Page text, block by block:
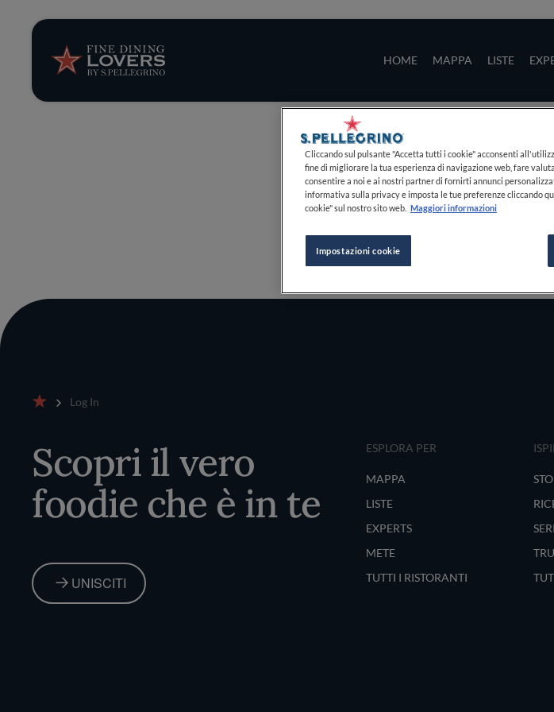
HOME MAPPA LISTE
Storie e tendenze
Ricette
Trucchi e consigli
Log In
Scopri il vero
foodie che è in te
UNISCITI
ESPLORA PER
MAPPA
LISTE
EXPERTS
METE
TUTTI I RISTORANTI
Cliccando sul pulsante "Accetta tutti i cookie" acconsenti
fine di migliorare la tua esperienza di navigazione web, fare
consentire a noi e ai nostri partner di fornirti annunci
informativa sulla privacy e imposta le tue preferenze cliccando
cookie" sul nostro sito web. Maggiori informazioni
Impostazioni cookie